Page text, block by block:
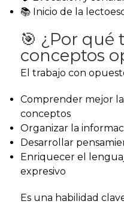
📚 Inicio de la
🎯 ¿Por qué
conceptos
El trabajo con
Comprender mejor
conceptos
Organizar la
Desarrollar
Enriquecer el
expresivo
Es una habilidad